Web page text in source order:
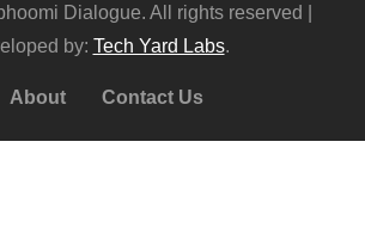
Dialogue. All rights reserved |
by: Tech Yard Labs.
About Contact Us